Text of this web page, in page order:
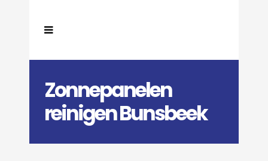
Zonnepanelen
reinigen Bunsbeek